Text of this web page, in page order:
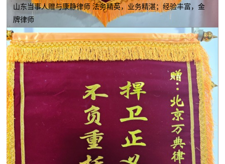
山东当事人赠与康静律师 法务精英，业务精湛；经验丰富，金
牌律师